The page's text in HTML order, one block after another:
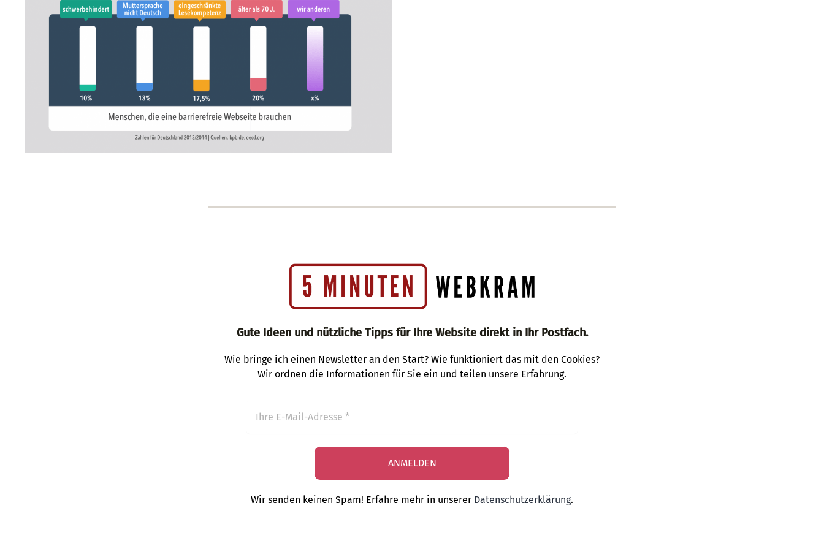
Gute Ideen und nützliche Tipps für Ihre Website direkt in Ihr Postfach.
Wie bringe ich einen Newsletter an den Start? Wie funktioniert das mit den Cookies?
Wir ordnen die Informationen für Sie ein und teilen unsere Erfahrung.
Wir senden keinen Spam! Erfahre mehr in unserer Datenschutzerklärung.